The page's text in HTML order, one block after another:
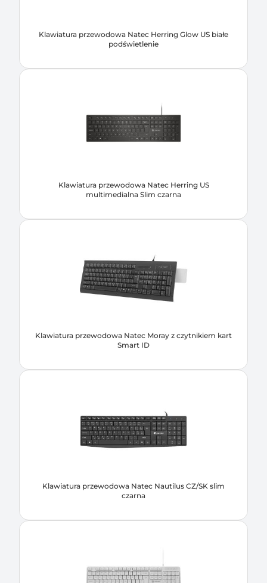
Klawiatura przewodowa Natec Herring Glow US białe
podświetlenie
Klawiatura przewodowa Natec Herring US
multimedialna Slim czarna
Klawiatura przewodowa Natec Moray z czytnikiem kart
Smart ID
Klawiatura przewodowa Natec Nautilus CZ/SK slim
czarna